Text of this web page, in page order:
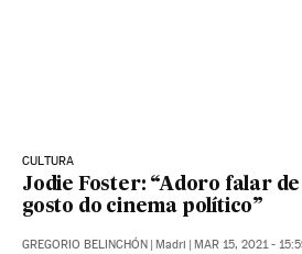
CULTURA
Jodie Foster: “Adoro falar
gosto do cinema político”
GREGORIO BELINCHÓN | Madri | MAR 15, 2021 -